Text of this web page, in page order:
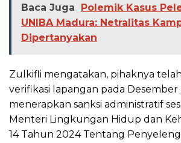
Baca Juga
Polemik Kasus
UNIBA Madura: Netralitas
Dipertanyakan
Zulkifli mengatakan, pihaknya
verifikasi lapangan pada
menerapkan sanksi administratif
Menteri Lingkungan Hidup dan
14 Tahun 2024 Tentang